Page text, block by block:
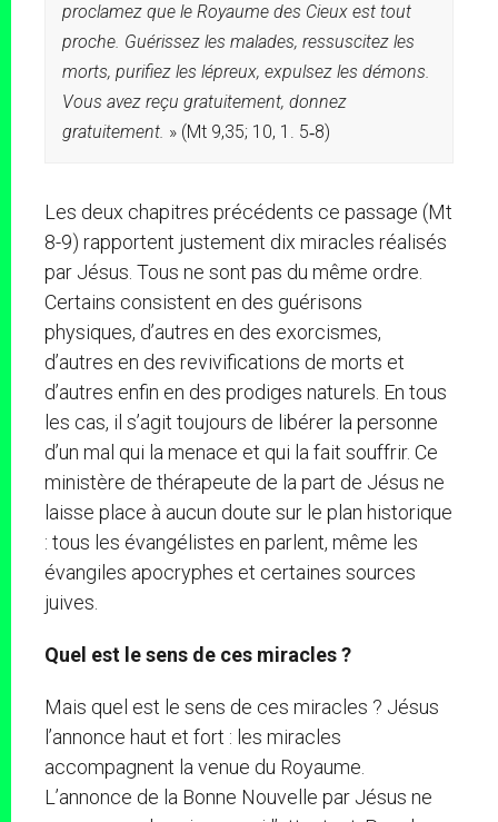
proclamez que le Royaume des Cieux est tout
proche. Guérissez les malades, ressuscitez les
morts, purifiez les lépreux, expulsez les démons.
Vous avez reçu gratuitement, donnez
gratuitement. » (Mt 9,35; 10, 1. 5‑8)
Les deux chapitres précédents ce passage (Mt
8-9) rapportent justement dix miracles réalisés
par Jésus. Tous ne sont pas du même ordre.
Certains consistent en des guérisons
physiques, d’autres en des exorcismes,
d’autres en des revivifications de morts et
d’autres enfin en des prodiges naturels. En tous
les cas, il s’agit toujours de libérer la personne
d’un mal qui la menace et qui la fait souffrir. Ce
ministère de thérapeute de la part de Jésus ne
laisse place à aucun doute sur le plan historique
: tous les évangélistes en parlent, même les
évangiles apocryphes et certaines sources
juives.
Quel est le sens de ces miracles ?
Mais quel est le sens de ces miracles ? Jésus
l’annonce haut et fort : les miracles
accompagnent la venue du Royaume.
L’annonce de la Bonne Nouvelle par Jésus ne